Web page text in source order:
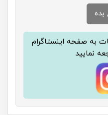
به صفحه اینستاگرام
نمایید